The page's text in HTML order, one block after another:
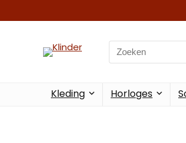
Kleding Horloges